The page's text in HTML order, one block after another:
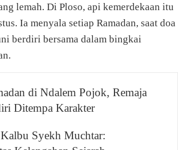
lemah. Di Ploso, api kemerdekaan itu
Ia menyala setiap Ramadan, saat doa
berdiri bersama dalam bingkai
di Ndalem Pojok, Remaja
Ditempa Karakter
Syekh Muchtar: